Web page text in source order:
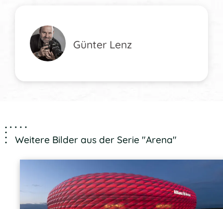
Günter Lenz
Weitere Bilder aus der Serie "Arena"